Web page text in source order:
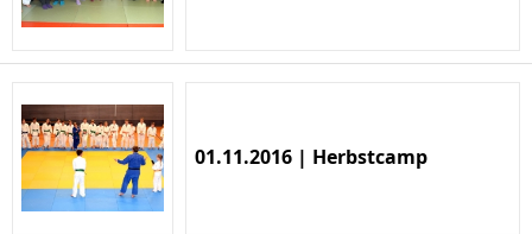
01.11.2016 | Herbstcamp